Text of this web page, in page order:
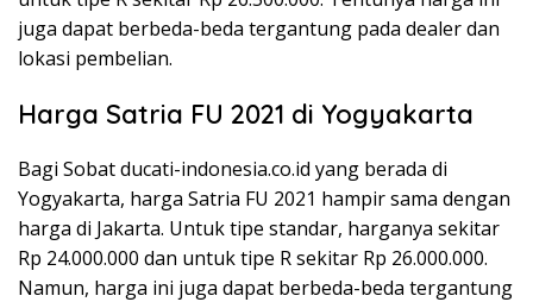
juga dapat berbeda-beda tergantung pada dealer dan
lokasi pembelian.
Harga Satria FU 2021 di Yogyakarta
Bagi Sobat ducati-indonesia.co.id yang berada di
Yogyakarta, harga Satria FU 2021 hampir sama dengan
harga di Jakarta. Untuk tipe standar, harganya sekitar
Rp 24.000.000 dan untuk tipe R sekitar Rp 26.000.000.
Namun, harga ini juga dapat berbeda-beda tergantung